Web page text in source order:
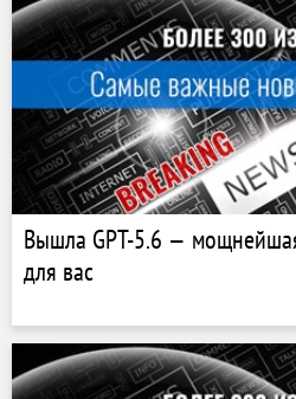
Вышла GPT-5.6 —
для вас